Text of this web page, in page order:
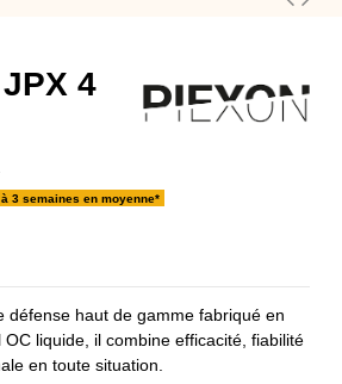
4
à 3 semaines en moyenne*
défense haut de gamme fabriqué en
liquide, il combine efficacité, fiabilité
en toute situation.